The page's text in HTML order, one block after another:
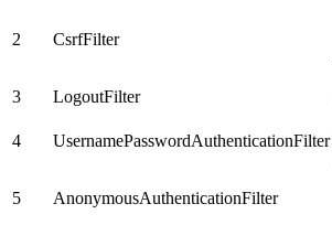
2 CsrfFilter
3
LogoutFilter
4 UsernamePasswordAuthenticationFilter
5 AnonymousAuthenticationFilter